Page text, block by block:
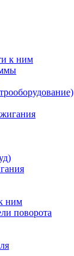
к ним
ним
поворота